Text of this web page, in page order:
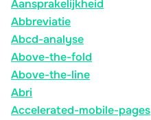
Aansprakelijkheid
Abbreviatie
Abcd-analyse
Above-the-fold
Above-the-line
Abri
Accelerated-mobile-pages